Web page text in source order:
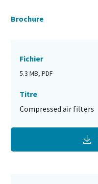
Brochure
Fichier
5.3 MB, PDF
Titre
Compressed air filters